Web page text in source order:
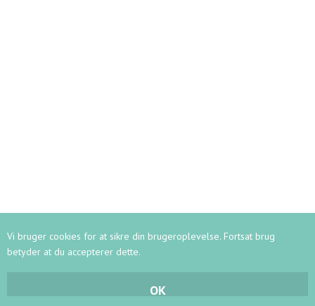
Vi bruger cookies for at sikre din brugeroplevelse. Fortsat brug
betyder at du accepterer dette.
OK